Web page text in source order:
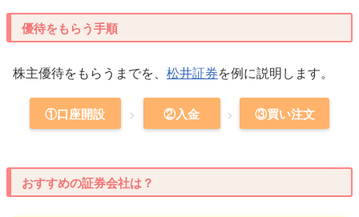
優待をもらう手順
株主優待をもらうまでを、 松井証券を例に説明します。
①口座開設 ②入金 ③買い注文
おすすめの証券会社は？